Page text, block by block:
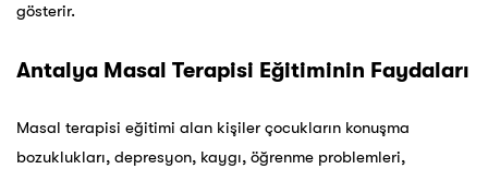
gösterir.
Antalya Masal Terapisi Eğitiminin Faydaları
Masal terapisi eğitimi alan kişiler çocukların konuşma
bozuklukları, depresyon, kaygı, öğrenme problemleri,